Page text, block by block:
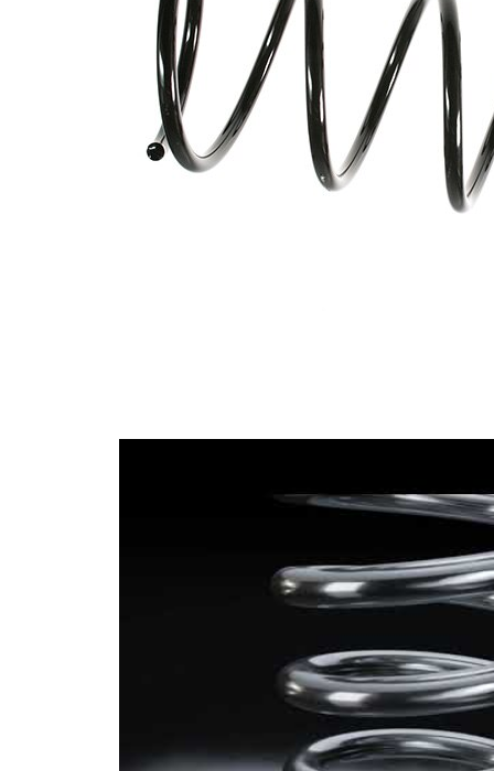
Tvar
pružiny
pružina s
konstatním
průměrem
Vnější
průměr
153 mm
Doplňkový
výrobek/
doplňkové
bez
pouzdra